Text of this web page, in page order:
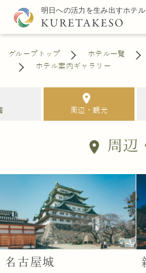
グループトップ ホテル一覧
ホテル案内ギャラリー
location_on
周辺・観光
location_on 周辺
名古屋城